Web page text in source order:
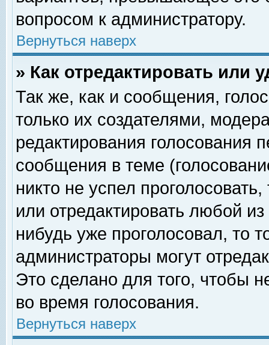
вопросом к администратору.
Вернуться наверх
» Как отредактировать или
Так же, как и сообщения,
только их создателями,
редактирования голосования
сообщения в теме
никто не успел
или отредактировать любой
нибудь уже проголосовал, то
администраторы могут
Это сделано для того, чтобы
во время голосования.
Вернуться наверх